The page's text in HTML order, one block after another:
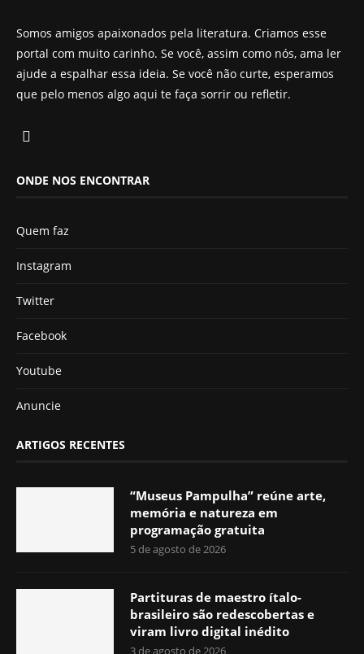
Somos amigos apaixonados pela literatura. Criamos esse
portal com muito carinho. Se você, assim como nós, ama ler
ajude a espalhar essa ideia. Se você não curte, esperamos
que pelo menos algo aqui te faça sorrir ou refletir.
ONDE NOS ENCONTRAR
Quem faz
Instagram
Twitter
Facebook
Youtube
Anuncie
ARTIGOS RECENTES
“Museus Pampulha” reúne arte,
memória e natureza em
programação gratuita
5 de agosto de 2026
Partituras de maestro ítalo-
brasileiro são redescobertas e
viram livro digital inédito
3 de agosto de 2026